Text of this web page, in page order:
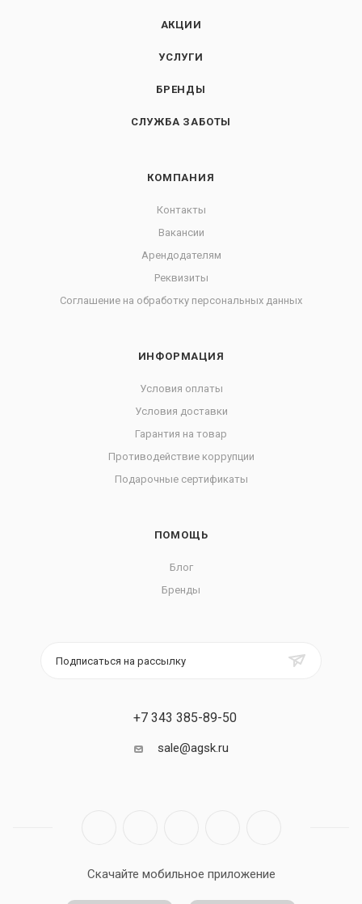
АКЦИИ
УСЛУГИ
БРЕНДЫ
СЛУЖБА ЗАБОТЫ
КОМПАНИЯ
Контакты
Вакансии
Арендодателям
Реквизиты
Соглашение на обработку персональных данных
ИНФОРМАЦИЯ
Условия оплаты
Условия доставки
Гарантия на товар
Противодействие коррупции
Подарочные сертификаты
ПОМОЩЬ
Блог
Бренды
Подписаться на рассылку
+7 343 385-89-50
sale@agsk.ru
Скачайте мобильное приложение